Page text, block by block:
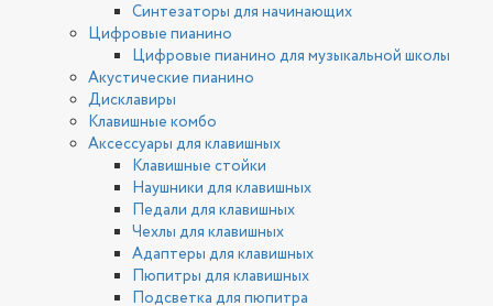
Синтезаторы для начинающих
Цифровые пианино
Цифровые пианино для музыкальной школы
Акустические пианино
Дисклавиры
Клавишные комбо
Аксессуары для клавишных
Клавишные стойки
Наушники для клавишных
Педали для клавишных
Чехлы для клавишных
Адаптеры для клавишных
Пюпитры для клавишных
Подсветка для пюпитра